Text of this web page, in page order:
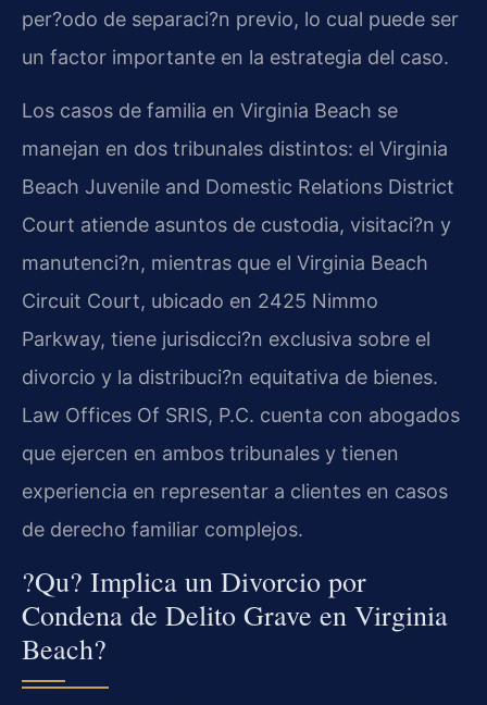
per?odo de separaci?n previo, lo cual puede ser
un factor importante en la estrategia del caso.
Los casos de familia en Virginia Beach se
manejan en dos tribunales distintos: el Virginia
Beach Juvenile and Domestic Relations District
Court atiende asuntos de custodia, visitaci?n y
manutenci?n, mientras que el Virginia Beach
Circuit Court, ubicado en 2425 Nimmo
Parkway, tiene jurisdicci?n exclusiva sobre el
divorcio y la distribuci?n equitativa de bienes.
Law Offices Of SRIS, P.C. cuenta con abogados
que ejercen en ambos tribunales y tienen
experiencia en representar a clientes en casos
de derecho familiar complejos.
?Qu? Implica un Divorcio por
Condena de Delito Grave en Virginia
Beach?